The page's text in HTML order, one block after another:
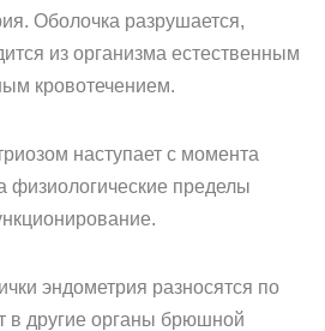
Оболочка разрушается,
из организма естественным
кровотечением.
наступает с момента
физиологические пределы
эндометрия разносятся по
в другие органы брюшной